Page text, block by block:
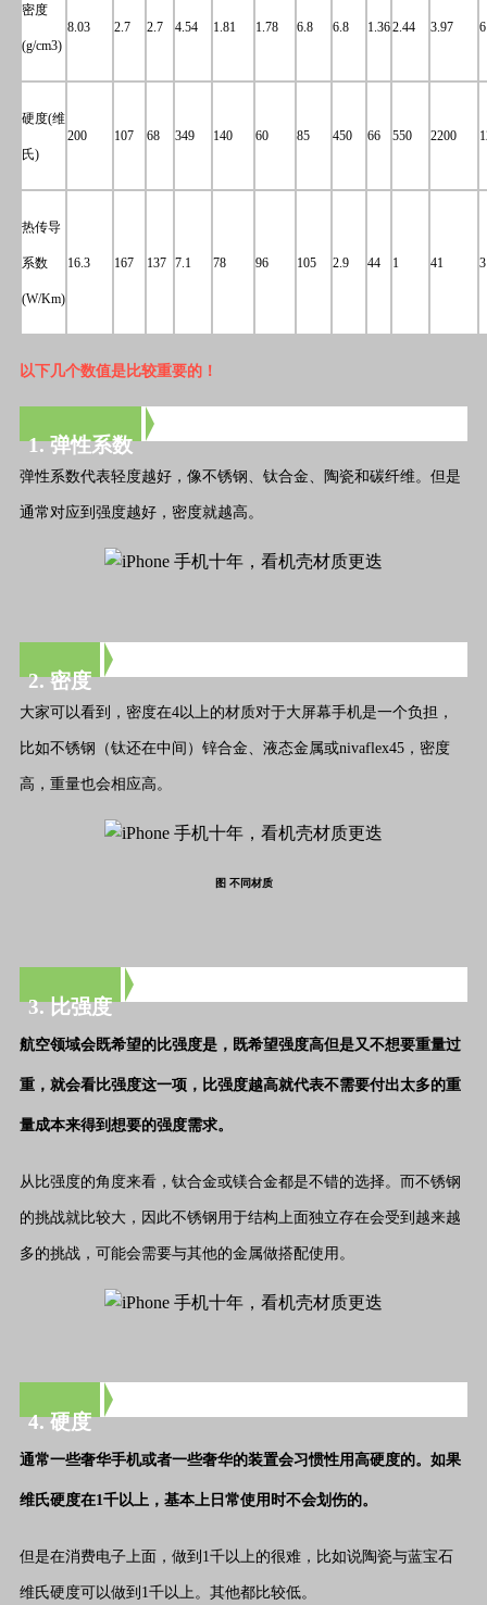
密度
(g/cm3)
8.03 2.7 2.7 4.54 1.81 1.78 6.8 6.8 1.362.44 3.97 6
硬度(维
氏)
200 107 68 349 140 60 85 450 66 550 2200
热传导
系数
(W/Km)
16.3 167 137 7.1 78 96 105 2.9 44 1 41 3
以下几个数值是比较重要的！
1. 弹性系数
弹性系数代表轻度越好，像不锈钢、钛合金、陶瓷和碳纤维。但是
通常对应到强度越好，密度就越高。
2. 密度
大家可以看到，密度在4以上的材质对于大屏幕手机是一个负担，
比如不锈钢（钛还在中间）锌合金、液态金属或nivaflex45，密度
高，重量也会相应高。
图 不同材质
3. 比强度
航空领域会既希望的比强度是，既希望强度高但是又不想要重量过
重，就会看比强度这一项，比强度越高就代表不需要付出太多的重
量成本来得到想要的强度需求。
从比强度的角度来看，钛合金或镁合金都是不错的选择。而不锈钢
的挑战就比较大，因此不锈钢用于结构上面独立存在会受到越来越
多的挑战，可能会需要与其他的金属做搭配使用。
4. 硬度
通常一些奢华手机或者一些奢华的装置会习惯性用高硬度的。如果
维氏硬度在1千以上，基本上日常使用时不会划伤的。
但是在消费电子上面，做到1千以上的很难，比如说陶瓷与蓝宝石
维氏硬度可以做到1千以上。其他都比较低。